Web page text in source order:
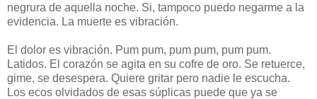
negrura de aquella noche. Si, tampoco puedo negarme a la
evidencia. La muerte es vibración.
El dolor es vibración. Pum pum, pum pum, pum pum.
Latidos. El corazón se agita en su cofre de oro. Se retuerce,
gime, se desespera. Quiere gritar pero nadie le escucha.
Los ecos olvidados de esas súplicas puede que ya se